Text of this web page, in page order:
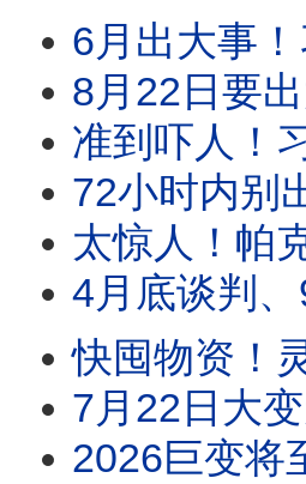
6月出大事！习近平73岁“生死大坎”真的
8月22日要出大事？！台湾命理师5字铁
准到吓人！习近平克星现身！
72小时内别出门！第三次暗杀后，全面
太惊人！帕克紧急直播警告：
4月底谈判、9月再开战？！阿南德最新
快囤物资！灵媒看到2026下一个战场就在
7月22日大变天！全世界傻了：新旧秩
2026巨变将至！“钱”藏著最可怕的